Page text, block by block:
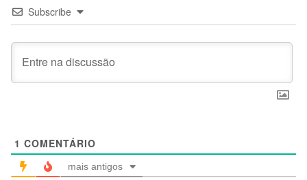
Subscribe
1 COMENTÁRIO
mais antigos